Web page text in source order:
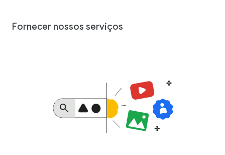
Fornecer nossos serviços